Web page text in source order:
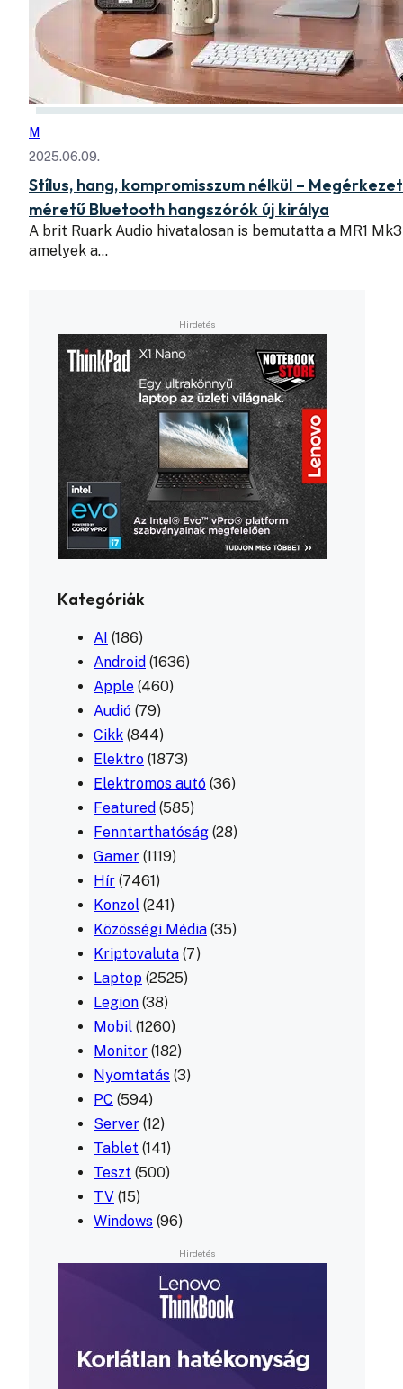
M
2025.06.09.
Stílus, hang, kompromisszum nélkül –
méretű Bluetooth hangszórók új királya
A brit Ruark Audio hivatalosan is bemutatta a MR1
amelyek a…
Kategóriák
AI (186)
Android (1636)
Apple (460)
Audió (79)
Cikk (844)
Elektro (1873)
Elektromos autó (36)
Featured (585)
Fenntarthatóság (28)
Gamer (1119)
Hír (7461)
Konzol (241)
Közösségi Média (35)
Kriptovaluta (7)
Laptop (2525)
Legion (38)
Mobil (1260)
Monitor (182)
Nyomtatás (3)
PC (594)
Server (12)
Tablet (141)
Teszt (500)
TV (15)
Windows (96)